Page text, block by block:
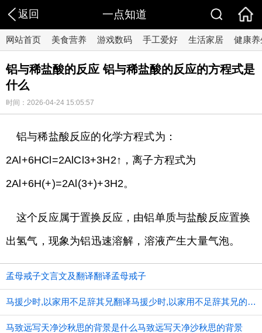
返回 一点知道
网站首页 美食营养 游戏数码 手工爱好 生活家居 健康养
铝与稀盐酸的反应 铝与稀盐酸的反应的方程式是
什么
时间：2026-04-24 15:05:57
铝与稀盐酸反应的化学方程式为：
2Al+6HCl=2AlCl3+3H2↑，离子方程式为
2Al+6H(+)=2Al(3+)+3H2。
这个反应属于置换反应，由铝单质与盐酸反应置换
出氢气，现象为铝迅速溶解，溶液产生大量气泡。
孟母戒子文言文及翻译翻译孟母戒子
马援少时,以家用不足辞其兄翻译马援少时,以家用不足辞其兄的意思
马致远写天净沙秋思的背景是什么马致远写天净沙秋思的背景